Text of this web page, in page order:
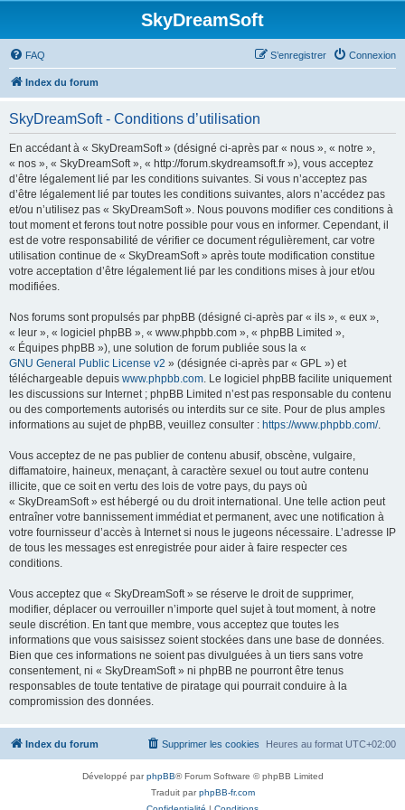
SkyDreamSoft
FAQ Connexion
S’enregistrer
Index du forum
SkyDreamSoft - Conditions d’utilisation
En accédant à « SkyDreamSoft » (désigné ci-après par « nous », « notre »,
« nos », « SkyDreamSoft », « http://forum.skydreamsoft.fr »), vous acceptez
d’être légalement lié par les conditions suivantes. Si vous n’acceptez pas
d’être légalement lié par toutes les conditions suivantes, alors n’accédez pas
et/ou n’utilisez pas « SkyDreamSoft ». Nous pouvons modifier ces conditions à
tout moment et ferons tout notre possible pour vous en informer. Cependant, il
est de votre responsabilité de vérifier ce document régulièrement, car votre
utilisation continue de « SkyDreamSoft » après toute modification constitue
votre acceptation d’être légalement lié par les conditions mises à jour et/ou
modifiées.
Nos forums sont propulsés par phpBB (désigné ci-après par « ils », « eux »,
« leur », « logiciel phpBB », « www.phpbb.com », « phpBB Limited »,
« Équipes phpBB »), une solution de forum publiée sous la «
GNU General Public License v2 » (désignée ci-après par « GPL ») et
téléchargeable depuis www.phpbb.com. Le logiciel phpBB facilite uniquement
les discussions sur Internet ; phpBB Limited n’est pas responsable du contenu
ou des comportements autorisés ou interdits sur ce site. Pour de plus amples
informations au sujet de phpBB, veuillez consulter : https://www.phpbb.com/.
Vous acceptez de ne pas publier de contenu abusif, obscène, vulgaire,
diffamatoire, haineux, menaçant, à caractère sexuel ou tout autre contenu
illicite, que ce soit en vertu des lois de votre pays, du pays où
« SkyDreamSoft » est hébergé ou du droit international. Une telle action peut
entraîner votre bannissement immédiat et permanent, avec une notification à
votre fournisseur d’accès à Internet si nous le jugeons nécessaire. L’adresse IP
de tous les messages est enregistrée pour aider à faire respecter ces
conditions.
Vous acceptez que « SkyDreamSoft » se réserve le droit de supprimer,
modifier, déplacer ou verrouiller n’importe quel sujet à tout moment, à notre
seule discrétion. En tant que membre, vous acceptez que toutes les
informations que vous saisissez soient stockées dans une base de données.
Bien que ces informations ne soient pas divulguées à un tiers sans votre
consentement, ni « SkyDreamSoft » ni phpBB ne pourront être tenus
responsables de toute tentative de piratage qui pourrait conduire à la
compromission des données.
Index du forum Heures au format UTC+02:00
Supprimer les cookies
Développé parphpBB® Forum Software © phpBB Limited
Traduit parphpBB-fr.com